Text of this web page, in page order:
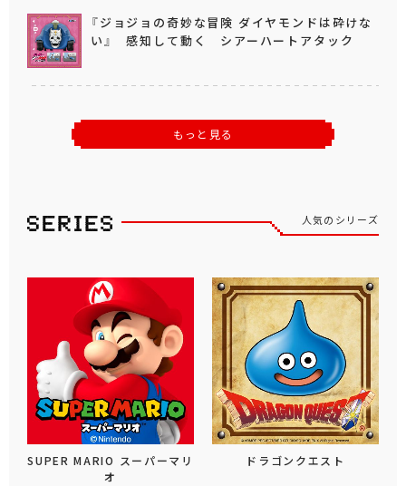
『ジョジョの奇妙な冒険 ダイヤモンドは砕けな
い』 感知して動く シアーハートアタック
もっと見る
人気のシリーズ
SUPER MARIO スーパーマリ
オ
ドラゴンクエスト